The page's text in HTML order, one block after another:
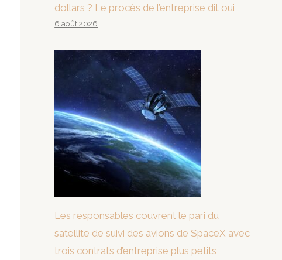
dollars ? Le procès de l’entreprise dit oui
6 août 2026
Les responsables couvrent le pari du
satellite de suivi des avions de SpaceX avec
trois contrats d’entreprise plus petits